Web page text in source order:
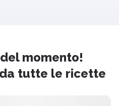
momento!
tutte le ricette